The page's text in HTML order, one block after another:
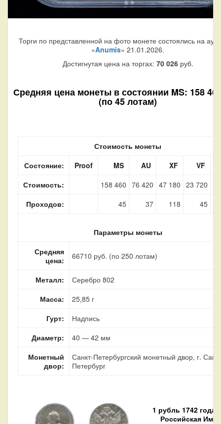
Торги по представленной на фото монете состоялись на
«Anumis» 21.01.2026.
Достигнутая цена на торгах: 70 026руб.
Средняя цена монеты в состоянии MS: 158
(по 45 лотам)
Стоимость монеты
Состояние:
Proof MS AU XF
VF
Стоимость:
158 460 76 420 47 180 23 720
Проходов:
45 37 118 45
Параметры монеты
Средняя
цена:
66710 руб. (по 250 лотам)
Металл:
Серебро 802
Масса:
25,85 г
Гурт:
Надпись
Диаметр:
40 — 42 мм
Монетный
двор:
Санкт-Петербургский монетный двор, г.
Петербург
1 рубль 1742
Российская